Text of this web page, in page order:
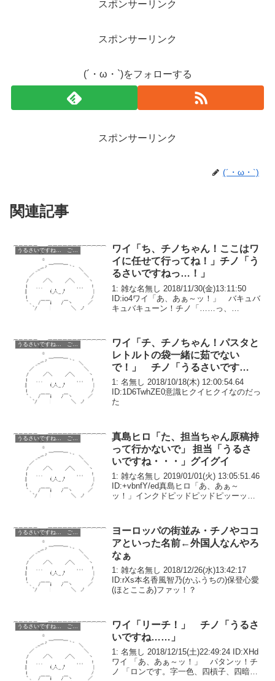
スポンサーリンク
スポンサーリンク
(´・ω・`)をフォローする
スポンサーリンク
(´・ω・`)
関連記事
うるさいですね… ごちうさ コピペ改変
ワイ「ち、チノちゃん！ここはワ
イに任せて行ってね！」チノ「う
るさいですねっ…！」
1: 雑な名無し 2018/11/30(金)13:11:50
ID:io4ワイ「あ、あぁ～ッ！」 バキュバ
キュバキューン！チノ「……っ、
前、政府軍がラビットハウスへ襲撃...
うるさいですね… ごちうさ コピペ改変
ワイ「チ、チノちゃん！パスタと
レトルトの袋一緒に茹でない
で！」 チノ「うるさいです
ね……」ｸﾞﾂｸﾞﾂ
1: 名無し 2018/10/18(木) 12:00:54.64
ID:1D6TwhZE0意識ヒクイヒクイなのだっ
た
うるさいですね… ごちうさ コピペ改変
真島ヒロ「た、担当ちゃん原稿持
って行かないで」 担当「うるさ
いですね・・・」グイグイ
1: 雑な名無し 2019/01/01(火) 13:05:51.46
ID:+vbnfY/ed真島ヒロ「あ、あぁ～
ッ！」インクドピッドピッドピッーッ！
りがとうございまし...
ヨーロッパの街並み・チノやココ
アといった名前←外国人なんやろ
なぁ
1: 雑な名無し 2018/12/26(水)13:42:17
ID:rXs本名香風智乃(かふうちの)保登心愛
(ほとここあ)ファッ！？
ワイ「リーチ！」 チノ「うるさ
いですね……」
1: 名無し 2018/12/15(土)22:49:24 ID:XHd
ワイ 「あ、あぁ～ッ！」 パタンッ！チ
ノ 「ロンです。字一色、四槓子、四暗